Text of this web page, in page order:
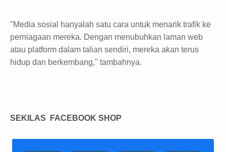
"Media sosial hanyalah satu cara untuk menarik trafik ke
perniagaan mereka. Dengan menubuhkan laman web
atau platform dalam talian sendiri, mereka akan terus
hidup dan berkembang," tambahnya.
SEKILAS FACEBOOK SHOP